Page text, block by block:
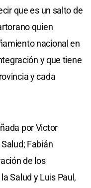
que es un salto de
quien
nacional en
y que tiene
y cada
por Victor
Fabián
de los
Salud y Luis Paul,